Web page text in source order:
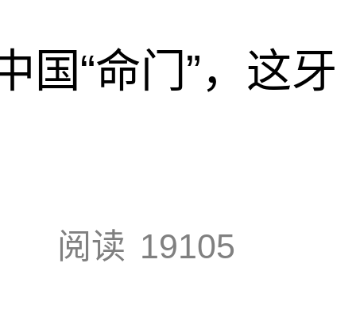
国“命门”，这牙
阅读 19105